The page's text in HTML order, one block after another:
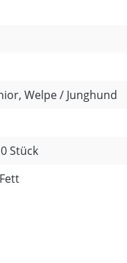
Welpe / Junghund
Stück